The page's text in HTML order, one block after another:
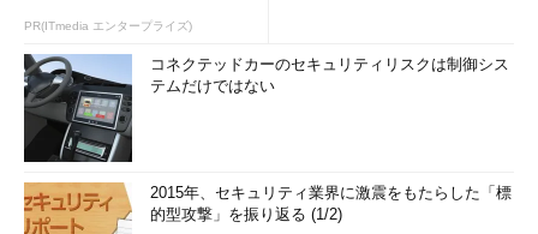
PR(ITmedia エンタープライズ)
コネクテッドカーのセキュリティリスクは制御シス
テムだけではない
2015年、セキュリティ業界に激震をもたらした「標
的型攻撃」を振り返る (1/2)